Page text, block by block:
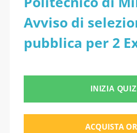
- Avviso di
pubblica per
Executive
Lombardia -
Politecnico
Avviso di
pubblica per 2
Politecnico diINIZIA QUIZ
ACQUISTA